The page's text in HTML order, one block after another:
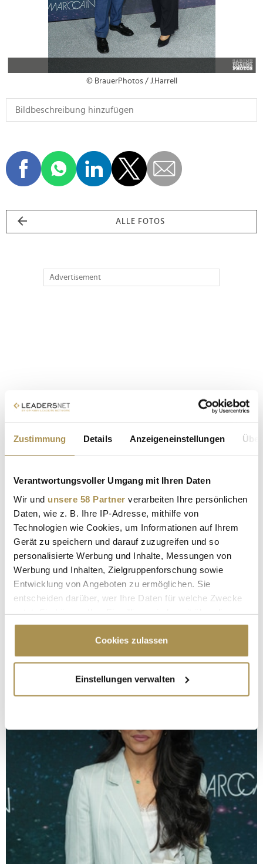
Zustimmung Details Anzeigeneinstellungen
Verantwortungsvoller Umgang mit Ihren Daten
Wir und unsere 58 Partner verarbeiten Ihre persönlichen
Daten, wie z. B. Ihre IP-Adresse, mithilfe von
Technologien wie Cookies, um Informationen auf Ihrem
Gerät zu speichern und darauf zuzugreifen und so
personalisierte Werbung und Inhalte, Messungen von
Werbung und Inhalten, Zielgruppenforschung sowie
Entwicklung von Angeboten zu ermöglichen. Sie
entscheiden darüber, wer Ihre Daten für welche Zwecke
Cookie-Erklärung oder durch Klicken auf das Privacy
Trigger Symbol ändern oder widerrufen
Informationen über Ihre geografische Lage
erfassen, welche bis auf einige Meter genau sein
bestimmten Merkmalen (Fingerprinting) identifizieren
Erfahren Sie mehr darüber, wie Ihre persönlichen Daten
verarbeitet werden, und legen Sie Ihre Präferenzen im
Abschnitt Einzelheitenfest.
Wir verwenden Cookies, um Inhalte und Anzeigen zu
personalisieren, Funktionen für soziale Medien anbieten
zu können und die Zugriffe auf unsere Website zu
analysieren. Außerdem geben wir Informationen zu Ihrer
Cookies zulassen
Einstellungen verwalten
© BrauerPhotos / J.Harrell
ALLE FOTOS
Advertisement